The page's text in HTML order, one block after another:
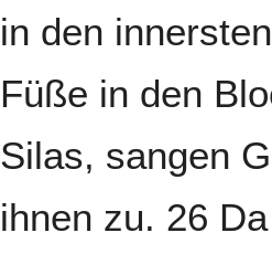
in den
Füße in den
Silas, sangen
ihnen zu. 26